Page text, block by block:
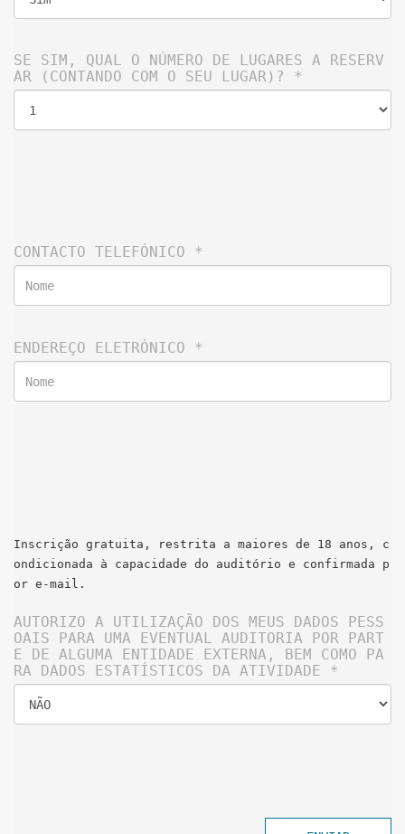
SE SIM, QUAL O NÚMERO DE LUGARES A RESERV
AR (CONTANDO COM O SEU LUGAR)? *
CONTACTO TELEFÓNICO *
ENDEREÇO ELETRÓNICO *
Inscrição gratuita, restrita a maiores de 18 anos, c
ondicionada à capacidade do auditório e confirmada p
or e-mail.
AUTORIZO A UTILIZAÇÃO DOS MEUS DADOS PESS
OAIS PARA UMA EVENTUAL AUDITORIA POR PART
E DE ALGUMA ENTIDADE EXTERNA, BEM COMO PA
RA DADOS ESTATÍSTICOS DA ATIVIDADE *